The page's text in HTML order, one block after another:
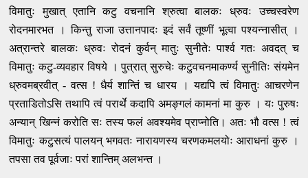
विमातुः मुखात् एतानि कटु वचनानि श्रुत्वा बालकः ध्रुवः उच्चस्वरेण
रोदनमारभत । किन्तु राजा उत्तानपादः इदं सर्वं तूष्णीं भूत्वा पश्यन्नासीत् ।
अत्रान्तरे बालकः ध्रुवः रोदनं कुर्वन् मातुः सुनीतेः पार्श्व गतः अवदत् च
विमातुः कटु-व्यवहार विषये । पुत्रात् सुरुचेः कटुवचनमाकर्ण्य सुनीतिः संयमेन
ध्रुवमब्रवीत् - वत्स ! धैर्य शान्तिं च धारय । यद्यपि त्वं विमातुः आचरणेन
प्रताडितोऽसि तथापि त्वं परार्थे कदापि अमङ्गलं कामनां मा कुरु । यः पुरुषः
अन्यान् खिन्नं करोति सः तस्य फलं अवश्यमेव प्राप्नोति। अतः भौ वत्स ! त्वं
विमातुः कटुसत्यं पालयन् भगवतः नारायणस्य चरणकमलयोः आराधनां कुरु ।
तपसा तव पूर्वजाः परां शान्तिम् अलभन्त ।